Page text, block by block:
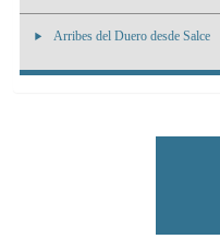
Arribes del Duero desde Salce